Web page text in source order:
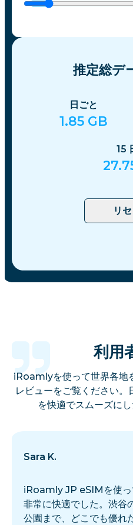
推定総デ
日ごと
1.85 GB
15
リ
利用
iRoamlyを使って世界各地
レビューをご覧ください
を快適でスムーズに
Sara K.
iRoamly JP eSIMを使っ
非常に快適でした。渋谷
公園まで、どこでも優れ